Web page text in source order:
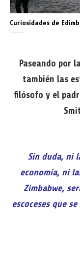
Curiosidades de
Paseando por
también las
filósofo y el
Sin duda, ni
economía, ni
Zimbabwe,
escoceses que